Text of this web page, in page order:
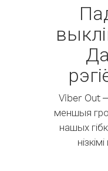
Viber Out
меншыя
нашых